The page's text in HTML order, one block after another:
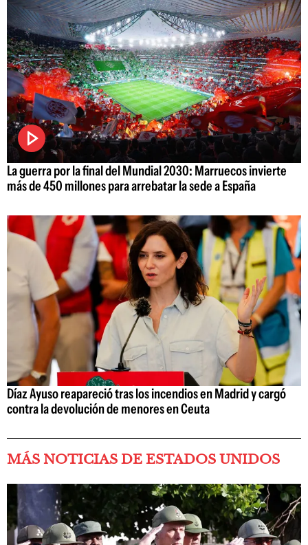
La guerra por la final del Mundial 2030: Marruecos invierte
más de 450 millones para arrebatar la sede a España
Díaz Ayuso reapareció tras los incendios en Madrid y cargó
contra la devolución de menores en Ceuta
MÁS NOTICIAS DE ESTADOS UNIDOS